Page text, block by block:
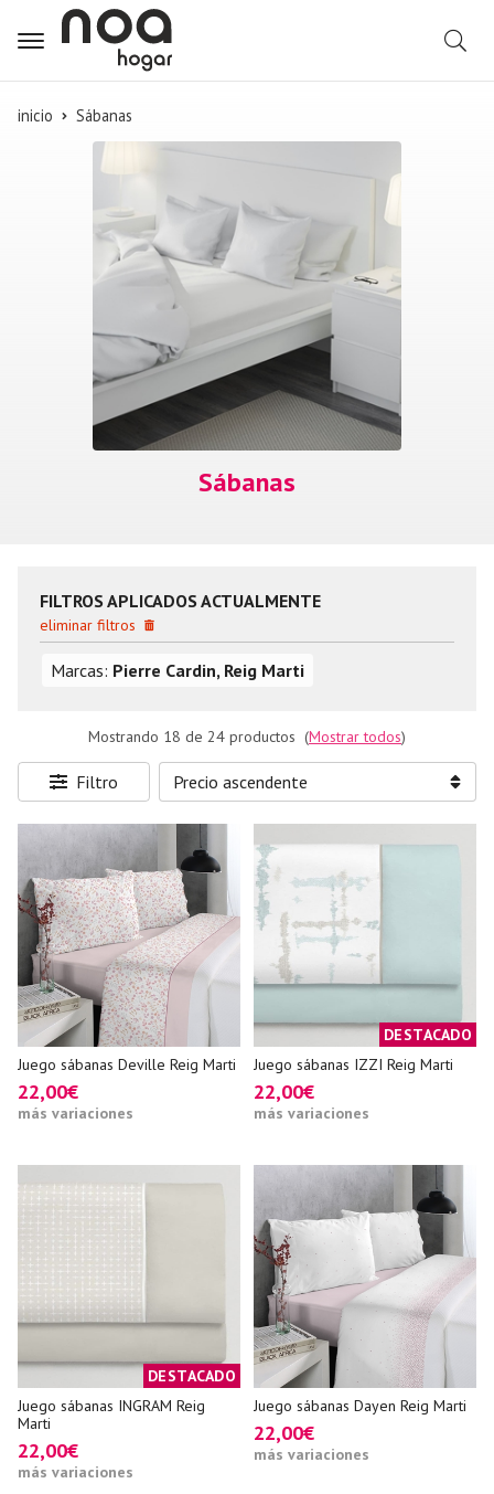
inicio Sábanas
Sábanas
Marcas: Pierre Cardin, Reig Marti
FILTROS APLICADOS ACTUALMENTE
eliminar filtros
Mostrando 18 de 24 productos (Mostrar todos)
Filtro
Juego sábanas Deville Reig Marti
22,00€
más variaciones
DESTACADO
Juego sábanas IZZI Reig Marti
22,00€
más variaciones
DESTACADO
Juego sábanas INGRAM Reig
Marti
22,00€
más variaciones
Juego sábanas Dayen Reig Marti
22,00€
más variaciones